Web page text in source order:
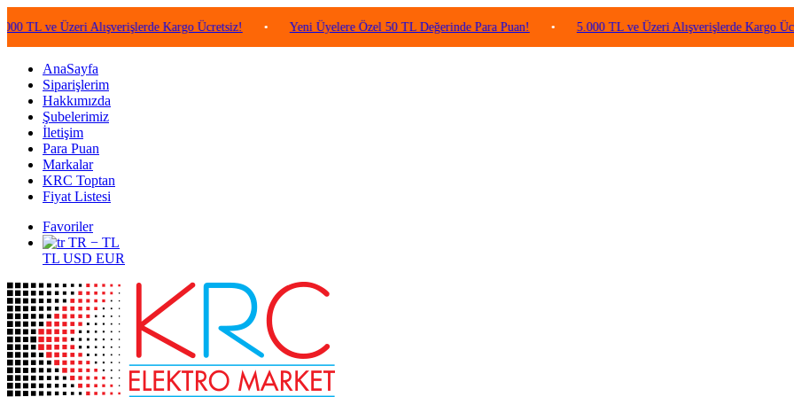
Üzeri Alışverişlerde Kargo Ücretsiz! • Yeni Üyelere Özel 50 TL Değerinde Para Puan! • 5.000 TL ve Üzeri Alışverişlerde Kargo Ücretsiz!
AnaSayfa
Siparişlerim
Hakkımızda
Şubelerimiz
İletişim
Para Puan
Markalar
KRC Toptan
Fiyat Listesi
Favoriler
TR − TL
TL USD EUR